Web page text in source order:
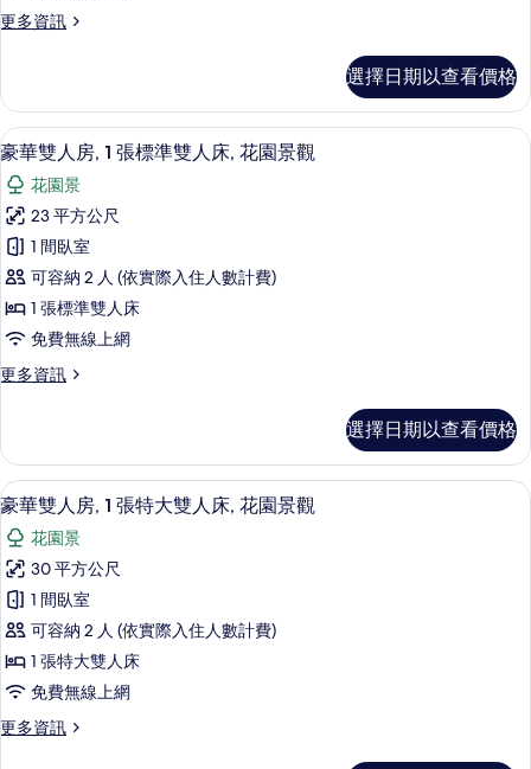
相
詳
張
大
雙
人
床,
河
景
的
所
有
相
更多資訊
更
雙
人
房,
張
特
大
雙
人
床,
河
景
詳
選擇日期以查看價格
顯
示
豪
華
雙
人
房,
張
準
雙
人
床,
花
園
景
觀
的
所
豪華雙人房, 1 張標準雙人床, 花園景
6
豪華雙人房, 1 張標準雙人床, 花園景觀
花園景
23 平方公尺
1 間臥室
可容納 2 人 (依實際入住人數計費)
1 張標準雙人床
免費無線上網
更多資訊
更
雙
人
房,
張
標
準
雙
人
床,
花
園
觀
選擇日期以查看價格
顯
示
豪
華
雙
人
房,
張
豪華雙人房, 1 張特大雙人床, 花園景
6
豪華雙人房, 1 張特大雙人床, 花園景觀
花園景
30 平方公尺
1 間臥室
可容納 2 人 (依實際入住人數計費)
1 張特大雙人床
免費無線上網
更多資訊
更